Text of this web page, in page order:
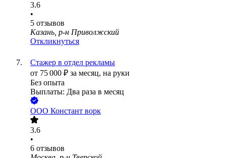
3.6
•
5 отзывов
Казань, р-н Приволжский
Откликнуться
Стажер в отдел рекламы
от 75 000 ₽ за месяц, на руки
Без опыта
Выплаты: Два раза в месяц
ООО Констант ворк
3.6
•
6 отзывов